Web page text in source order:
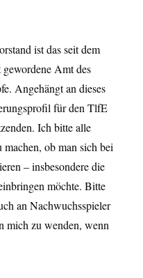
ist das seit dem
Amt des
Angehängt an dieses
für den TlfE
Ich bitte alle
ob man sich bei
– insbesondere die
möchte. Bitte
an Nachwuchsspieler
mich zu wenden, wenn